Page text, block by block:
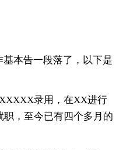
本告一段落了，以下是
录用，在XX进行
，至今已有四个多月的